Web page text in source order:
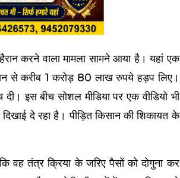
करने वाला मामला सामने आया है। यहां एक
से करीब 1 करोड़ 80 लाख रुपये हड़प लिए।
इस बीच सोशल मीडिया पर एक वीडियो भी
दे रहा है। पीड़ित किसान की शिकायत के
वह तंत्र क्रिया के जरिए पैसों को दोगुना कर